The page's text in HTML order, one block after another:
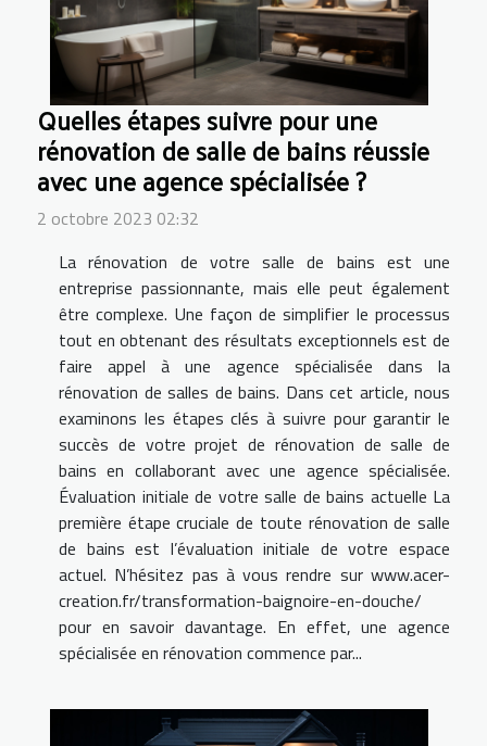
Quelles étapes suivre pour une
rénovation de salle de bains réussie
avec une agence spécialisée ?
2 octobre 2023 02:32
La rénovation de votre salle de bains est une
entreprise passionnante, mais elle peut également
être complexe. Une façon de simplifier le processus
tout en obtenant des résultats exceptionnels est de
faire appel à une agence spécialisée dans la
rénovation de salles de bains. Dans cet article, nous
examinons les étapes clés à suivre pour garantir le
succès de votre projet de rénovation de salle de
bains en collaborant avec une agence spécialisée.
Évaluation initiale de votre salle de bains actuelle La
première étape cruciale de toute rénovation de salle
de bains est l’évaluation initiale de votre espace
actuel. N’hésitez pas à vous rendre sur www.acer-
creation.fr/transformation-baignoire-en-douche/
pour en savoir davantage. En effet, une agence
spécialisée en rénovation commence par...